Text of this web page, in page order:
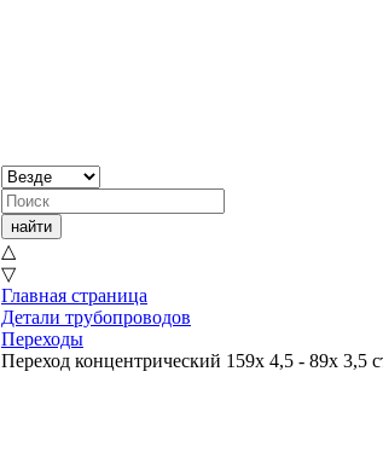
△
▽
Главная страница
Детали трубопроводов
Переходы
Переход концентрический 159х 4,5 - 89х